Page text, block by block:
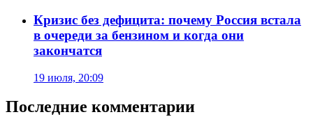
Кризис без дефицита: почему Россия встала
в очереди за бензином и когда они
закончатся
19 июля, 20:09
Последние комментарии